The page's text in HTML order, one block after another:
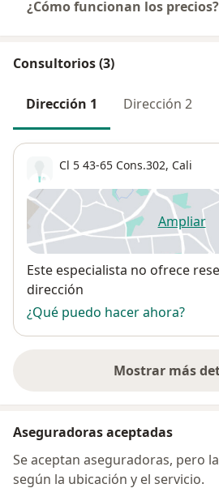
¿Cómo funcionan los precios?
Consultorios (3)
Dirección 1 Dirección 2
Cl 5 43-65 Cons.302, Cali
Ampliar
se
Disponibilidad
Este especialista no ofrece
dirección
¿Qué puedo hacer ahora?
Mostrar mássobre
Aseguradoras aceptadas
Se aceptan aseguradoras, pero
según la ubicación y el servicio.